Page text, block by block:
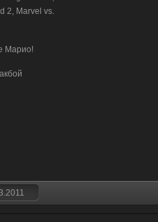
2, Marvel vs.
Марио!